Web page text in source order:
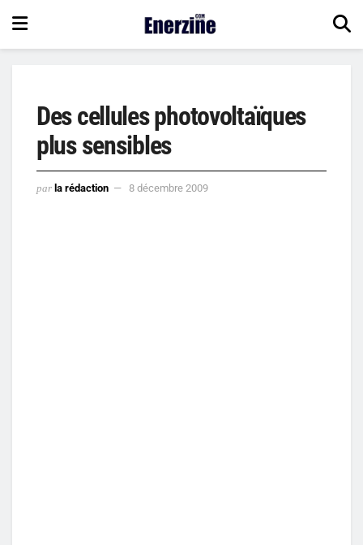
Des cellules photovoltaïques
plus sensibles
par la rédaction 8 décembre 2009